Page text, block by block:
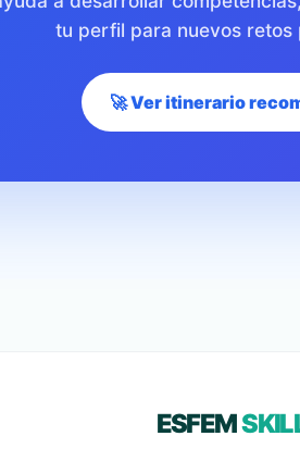
tu perfil para nuevos retos
🚀 Ver itinerario
ESFEM